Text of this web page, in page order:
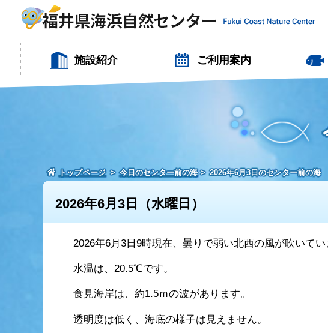
施設紹介 ご利用案内
トップページ 今日のセンター前の海 2026年6月3日のセンター前の海
2026年6月3日（水曜日）
2026年6月3日9時現在、曇りで弱い北西の風が吹いてい
水温は、20.5℃です。
食見海岸は、約1.5ｍの波があります。
透明度は低く、海底の様子は見えません。